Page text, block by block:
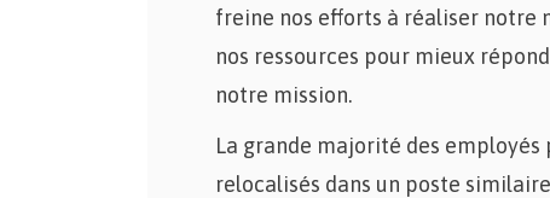
freine nos efforts à réaliser notre
nos ressources pour mieux
notre mission.
La grande majorité des
relocalisés dans un poste